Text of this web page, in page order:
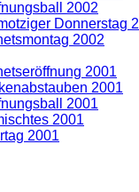
2002
Donnerstag
2002
2001
2001
2001
2001
2001